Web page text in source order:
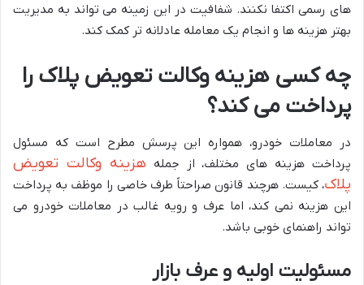
های رسمی اکتفا نکنند. شفافیت در این زمینه می تواند به مدیریت
بهتر هزینه ها و انجام یک معامله عادلانه تر کمک کند.
چه کسی هزینه وکالت تعویض پلاک را
پرداخت می کند؟
در معاملات خودرو، همواره این پرسش مطرح است که مسئول
پرداخت هزینه های مختلف، از جملههزینه وکالت تعویض
پلاک، کیست. هرچند قانون صراحتاً طرف خاصی را موظف به پرداخت
این هزینه نمی کند، اما عرف و رویه غالب در معاملات خودرو می
تواند راهنمای خوبی باشد.
مسئولیت اولیه و عرف بازار